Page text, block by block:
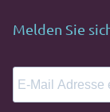
Melden Sie